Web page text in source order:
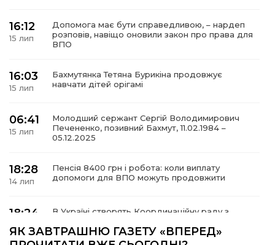
місія
16:12
15 лип
Допомога має бути справедливою, – нардеп
розповів, навіщо оновили закон про права для
ВПО
16:03
15 лип
Бахмутянка Тетяна Бурикіна продовжує
навчати дітей орігамі
06:41
15 лип
Молодший сержант Сергій Володимирович
Печененко, позивний Бахмут, 11.02.1984 –
05.12.2025
18:28
14 лип
Пенсія 8400 грн і робота: коли виплату
допомоги для ВПО можуть продовжити
18:24
В Україні створять Координаційну раду з
кордону
ЯК ЗАВТРАШНЮ ГАЗЕТУ «ВПЕРЕД»